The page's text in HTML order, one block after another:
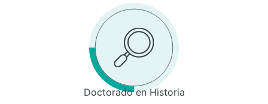
Doctorado en Historia